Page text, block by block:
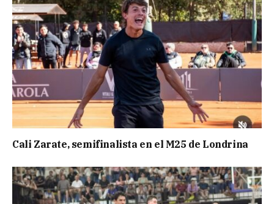
Cali Zarate, semifinalista en el M25 de Londrina